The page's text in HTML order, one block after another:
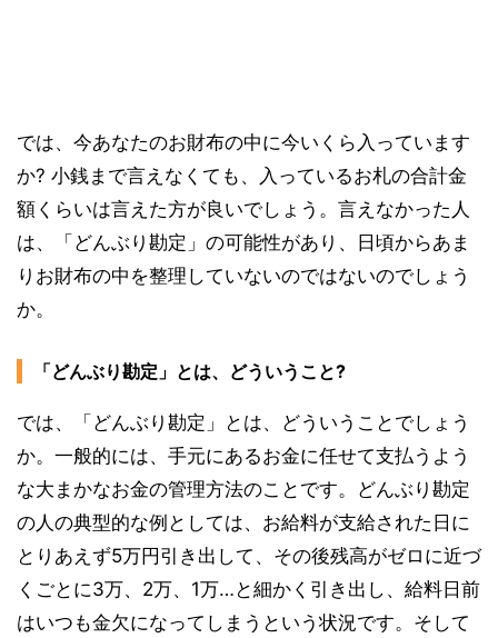
では、今あなたのお財布の中に今いくら入っています
か? 小銭まで言えなくても、入っているお札の合計金
額くらいは言えた方が良いでしょう。言えなかった人
は、「どんぶり勘定」の可能性があり、日頃からあま
りお財布の中を整理していないのではないのでしょう
か。
「どんぶり勘定」とは、どういうこと?
では、「どんぶり勘定」とは、どういうことでしょう
か。一般的には、手元にあるお金に任せて支払うよう
な大まかなお金の管理方法のことです。どんぶり勘定
の人の典型的な例としては、お給料が支給された日に
とりあえず5万円引き出して、その後残高がゼロに近づ
くごとに3万、2万、1万…と細かく引き出し、給料日前
はいつも金欠になってしまうという状況です。そして